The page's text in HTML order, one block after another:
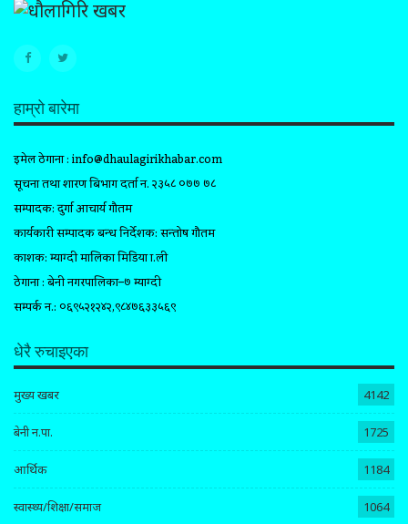
हाम्रो बारेमा
इमेल ठेगाना :info@dhaulagirikhabar.com
सूचना तथा प्रशारण बिभाग दर्ता न. २३५८ ०७७ ७८
सम्पादक: दुर्गा आचार्य गौतम
कार्यकारी सम्पादक प्रबन्ध निर्देशक: सन्तोष गौतम
प्रकाशक: म्याग्दी मालिका मिडिया प्रा.ली
ठेगाना : बेनी नगरपालिका–७ म्याग्दी
सम्पर्क न.: ०६९५२१२४२,९८४७६३३५६९
धेरै रुचाइएका
मुख्य खबर 4142
बेनी न.पा. 1725
आर्थिक 1184
स्वास्थ्य/शिक्षा/समाज 1064